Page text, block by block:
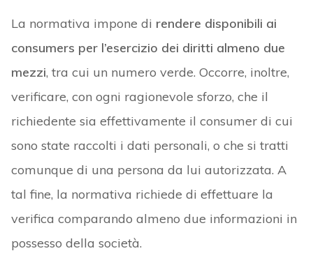
La normativa impone di rendere disponibili ai
consumers per l’esercizio dei diritti almeno due
mezzi, tra cui un numero verde. Occorre, inoltre,
verificare, con ogni ragionevole sforzo, che il
richiedente sia effettivamente il consumer di cui
sono state raccolti i dati personali, o che si tratti
comunque di una persona da lui autorizzata. A
tal fine, la normativa richiede di effettuare la
verifica comparando almeno due informazioni in
possesso della società.